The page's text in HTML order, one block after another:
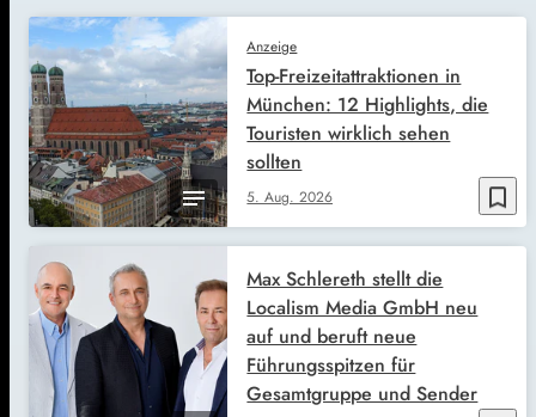
bookmark_border
Anzeige
5. Aug. 2026
Top-Freizeitattraktionen in
München: 12 Highlights, die
Touristen wirklich sehen
sollten
Max Schlereth stellt die
Localism Media GmbH neu
auf und beruft neue
Führungsspitzen für
Gesamtgruppe und Sender